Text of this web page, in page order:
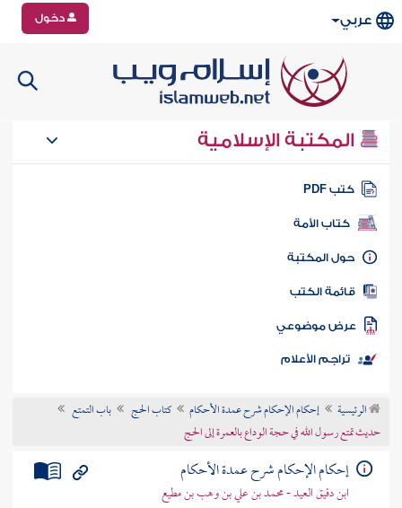
عربي دخول
المكتبة الإسلامية
كتب PDF
كتاب الأمة
المكتبة
الكتب
موضوعي
تراجم الأعلام
الرئيسية إحكام الإحكام شرح عمدة الأحكام كتاب الحج
باب التمتع
حديث تمتع رسول الله في حجة الوداع بالعمرة إلى الحج
إحكام الإحكام شرح عمدة الأحكام
ابن دقيق العيد - محمد بن علي بن وهب بن مطيع